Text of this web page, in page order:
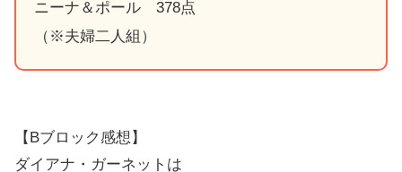
ニーナ＆ポール 378点
（※夫婦二人組）
【Bブロック感想】
ダイアナ・ガーネットは